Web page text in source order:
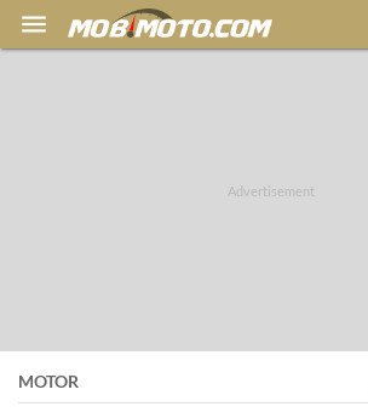

MOTOR